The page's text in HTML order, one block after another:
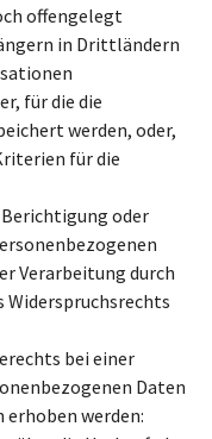
offengelegt
in Drittländern
für die die
werden, oder,
für die
Berichtigung oder
Verarbeitung durch
bei einer
Daten
werden: